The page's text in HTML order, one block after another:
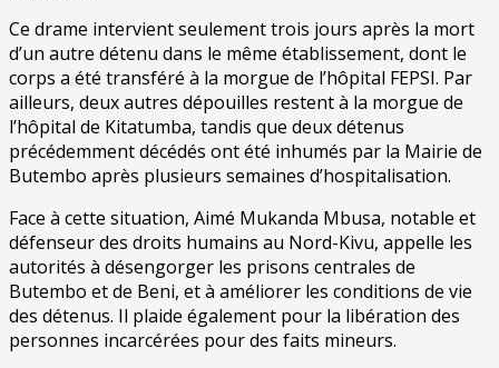
Ce drame intervient seulement trois jours après la mort
d’un autre détenu dans le même établissement, dont le
corps a été transféré à la morgue de l’hôpital FEPSI. Par
ailleurs, deux autres dépouilles restent à la morgue de
l’hôpital de Kitatumba, tandis que deux détenus
précédemment décédés ont été inhumés par la Mairie de
Butembo après plusieurs semaines d’hospitalisation.
Face à cette situation, Aimé Mukanda Mbusa, notable et
défenseur des droits humains au Nord-Kivu, appelle les
autorités à désengorger les prisons centrales de
Butembo et de Beni, et à améliorer les conditions de vie
des détenus. Il plaide également pour la libération des
personnes incarcérées pour des faits mineurs.